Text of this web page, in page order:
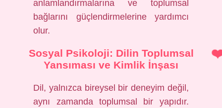
anlamlandırmalarına ve toplumsal
bağlarını güçlendirmelerine yardımcı
olur.
Sosyal Psikoloji: Dilin Toplumsal
Yansıması ve Kimlik İnşası
Dil, yalnızca bireysel bir deneyim değil,
aynı zamanda toplumsal bir yapıdır.